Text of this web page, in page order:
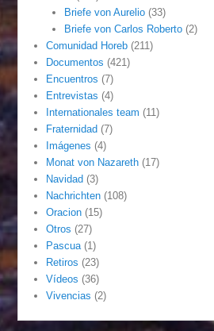
Briefe von Aurelio(33)
Briefe von Carlos Roberto(2)
Comunidad Horeb (211)
Documentos (421)
Encuentros (7)
Entrevistas (4)
Internationales team (11)
Fraternidad (7)
Imágenes (4)
Monat von Nazareth (17)
Navidad (3)
Nachrichten (108)
Oracion (15)
Otros (27)
Pascua (1)
Retiros (23)
Vídeos (36)
Vivencias (2)